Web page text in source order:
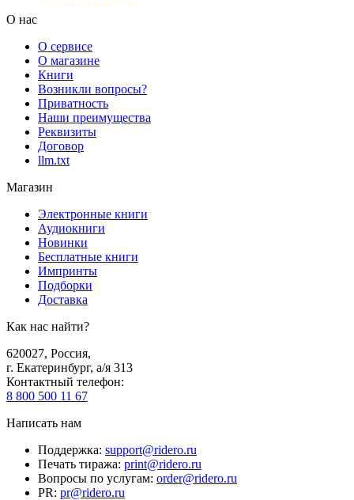
О нас
О сервисе
О магазине
Книги
Возникли вопросы?
Приватность
Наши преимущества
Реквизиты
Договор
llm.txt
Магазин
Электронные книги
Аудиокниги
Новинки
Бесплатные книги
Импринты
Подборки
Доставка
Как нас найти?
620027, Россия,
г. Екатеринбург, а/я 313
Контактный телефон:
8 800 500 11 67
Написать нам
Поддержка: support@ridero.ru
Печать тиража: print@ridero.ru
Вопросы по услугам: order@ridero.ru
PR: pr@ridero.ru